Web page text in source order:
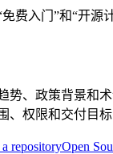
费入门”和“开源
势、政策背景和
、权限和交付目标
repositoryOpen